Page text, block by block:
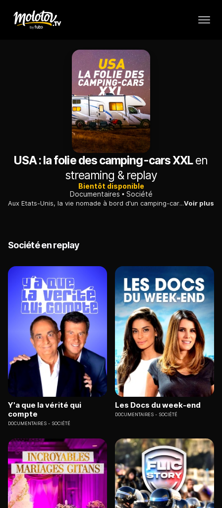
USA : la folie des camping-cars XXLen
streaming & replay
Bientôt disponible
Documentaires
Société
Aux Etats-Unis, la vie nomade à bord d'un camping-car est devenue un phénomène de société. Plus d'un million d'Américains ont adopté ce mode de vie et les ventes ont explosé.Voir plus
Société en replay
Y'a que la vérité qui
compte
DOCUMENTAIRES SOCIÉTÉ
Les Docs du week-end
DOCUMENTAIRES SOCIÉTÉ